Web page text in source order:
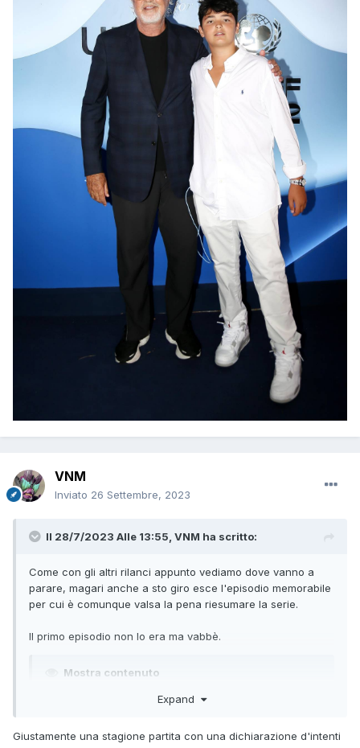
VNM
Inviato 26 Settembre, 2023
Il 28/7/2023 Alle 13:55, VNM ha scritto:
Come con gli altri rilanci appunto vediamo dove vanno a
parare, magari anche a sto giro esce l'episodio memorabile
per cui è comunque valsa la pena riesumare la serie.
Il primo episodio non lo era ma vabbè.
Mostra contenuto
Expand
Giustamente una stagione partita con una dichiarazione d'intenti